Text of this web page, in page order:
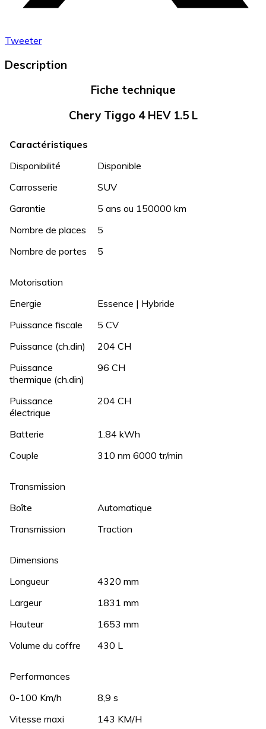
Tweeter
Description
Fiche technique
Chery Tiggo 4 HEV 1.5 L
Caractéristiques
Disponibilité
Disponible
Carrosserie
SUV
Garantie
5 ans ou 150000 km
Nombre de places
5
Nombre de portes
5
Motorisation
Energie
Essence | Hybride
Puissance fiscale
5 CV
Puissance (ch.din)
204 CH
Puissance
thermique (ch.din)
96 CH
Puissance
électrique
204 CH
Batterie
1.84 kWh
Couple
310 nm 6000 tr/min
Transmission
Boîte
Automatique
Transmission
Traction
Dimensions
Longueur
4320 mm
Largeur
1831 mm
Hauteur
1653 mm
Volume du coffre
430 L
Performances
0-100 Km/h
8,9 s
Vitesse maxi
143 KM/H